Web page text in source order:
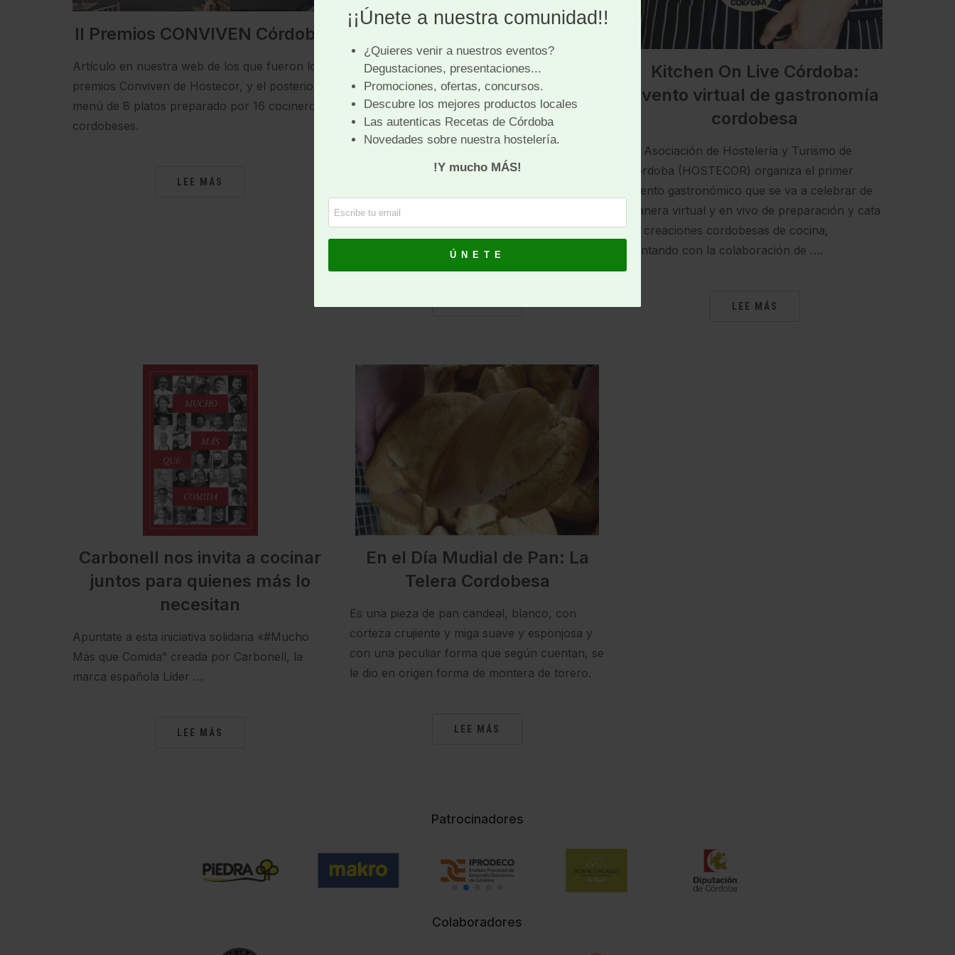
II Premios CONVIVEN Córdoba
Artículo en nuestra web de los que fueron los
premios Conviven de Hostecor, y el posterior
menú de 8 platos preparado por 16 cocineros
cordobeses.
LEE MÁS
CÓRDOBA CALIFATO
GOURMET 2021
Se ha presentado la 7ª edición de Córdoba
Califato Gourmet en el Real Círculo de la
a las mujeres cocineras y por ello las chefs
Kitchen On Live Córdoba:
Evento virtual de gastronomía
cordobesa
La Asociación de Hostelería y Turismo de
Córdoba (HOSTECOR) organiza el primer
evento gastronómico que se va a celebrar de
manera virtual y en vivo de preparación y cata
de creaciones cordobesas de cocina,
contando con la colaboración de ….
LEE MÁS
Carbonell nos invita a cocinar
juntos para quienes más lo
necesitan
Apuntate a esta iniciativa solidaria «#Mucho
Más que Comida” creada por Carbonell, la
marca española Líder …
LEE MÁS
En el Día Mudial de Pan: La
Telera Cordobesa
Es una pieza de pan candeal, blanco, con
corteza crujiente y miga suave y esponjosa y
con una peculiar forma que según cuentan, se
le dio en origen forma de montera de torero.
LEE MÁS
Patrocinadores
Colaboradores